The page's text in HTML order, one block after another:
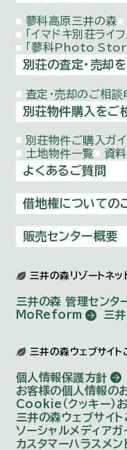
蓼科高原三井の森
「イマドキ別荘ライ
「蓼科Photo
別荘の査定・売却
査定・売却のご相談
別荘物件購入をご
別荘物件ご購入ガイ
土地物件一覧
資
よくあるご質問
借地権についての
販売センター概要
三井の森リゾートネッ
三井の森 管理センタ
MoReform
三
三井の森ウェブサイ
個人情報保護方針
お客様の個人情報の
Cookie（クッキー）
三井の森ウェブサイ
ソーシャルメディアガ
カスタマーハラスメ